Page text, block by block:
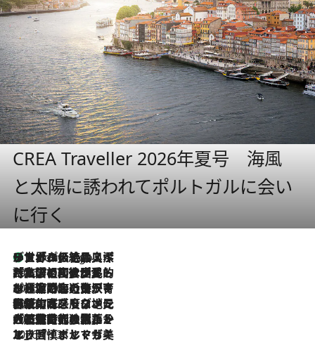
CREA Traveller 2026年夏号 海風
と太陽に誘われてポルトガルに会い
に行く
5 Hours Ago
リスボンの絶品スイーツ「パステル・デ・ナタ」とは？ポルトガル伝統の奥深い世界へ
2026.7.27
「私の祖国はポルトガル語です」国民的詩人フェルナンド・ペソアと、彼が愛した文学の街を歩く
2026.7.26
ポルトガル近海が育む極上の海の幸。キリリと冷えた白ワインと愉しむ、シーフード専門店の贅沢
2026.7.22
伝統の味をモダンに昇華。高感度な地元客が集う、リスボンの最旬ガストロノミー
2026.7.21
大航海時代の栄華から、震災、独裁、そして革命へ。ポルトガル・首都リスボンの石畳に刻まれた「歴史の光と影」
2026.7.13
エッセイ・ヤマザキマリ「慎ましくも美しき国 ポルトガル」